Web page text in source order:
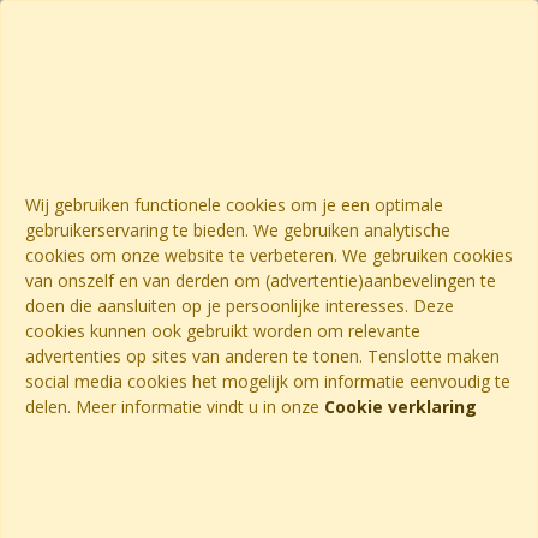
Wij gebruiken functionele cookies om je een optimale
gebruikerservaring te bieden. We gebruiken analytische
cookies om onze website te verbeteren. We gebruiken cookies
van onszelf en van derden om (advertentie)aanbevelingen te
doen die aansluiten op je persoonlijke interesses. Deze
cookies kunnen ook gebruikt worden om relevante
advertenties op sites van anderen te tonen. Tenslotte maken
social media cookies het mogelijk om informatie eenvoudig te
delen. Meer informatie vindt u in onze Cookie verklaring